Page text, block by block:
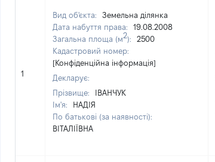
1
Вид об'єкта:
Земельна ділянка
Дата набуття права:
19.08.2008
Загальна площа (м2):
2500
Кадастровий номер:
[Конфіденційна інформація]
Декларує:
Прізвище:
ІВАНЧУК
Ім'я:
НАДІЯ
По батькові (за наявності):
ВІТАЛІЇВНА